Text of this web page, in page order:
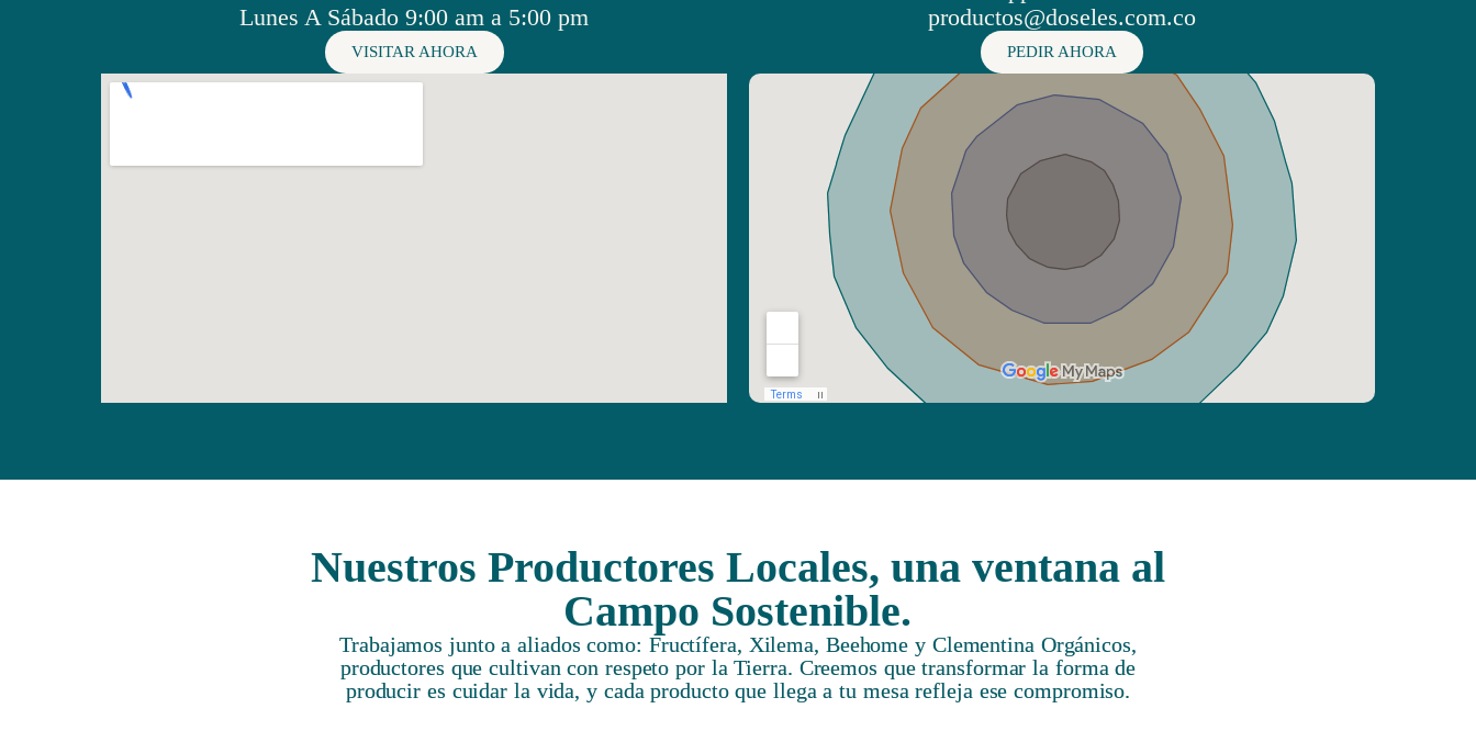
Lunes A Sábado 9:00 am a 5:00 pm
VISITAR AHORA
productos@doseles.com.co
PEDIR AHORA
Nuestros Productores Locales, una ventana al
Campo Sostenible.
Trabajamos junto a aliados como: Fructífera, Xilema, Beehome y Clementina Orgánicos,
productores que cultivan con respeto por la Tierra. Creemos que transformar la forma de
producir es cuidar la vida, y cada producto que llega a tu mesa refleja ese compromiso.